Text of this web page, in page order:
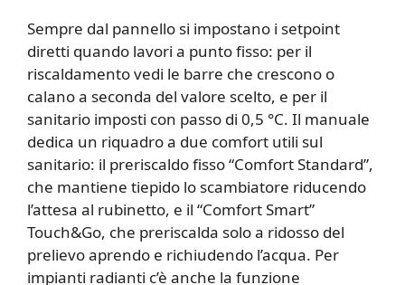
Sempre dal pannello si impostano i setpoint
diretti quando lavori a punto fisso: per il
riscaldamento vedi le barre che crescono o
calano a seconda del valore scelto, e per il
sanitario imposti con passo di 0,5 °C. Il manuale
dedica un riquadro a due comfort utili sul
sanitario: il preriscaldo fisso “Comfort Standard”,
che mantiene tiepido lo scambiatore riducendo
l’attesa al rubinetto, e il “Comfort Smart”
Touch&Go, che preriscalda solo a ridosso del
prelievo aprendo e richiudendo l’acqua. Per
impianti radianti c’è anche la funzione